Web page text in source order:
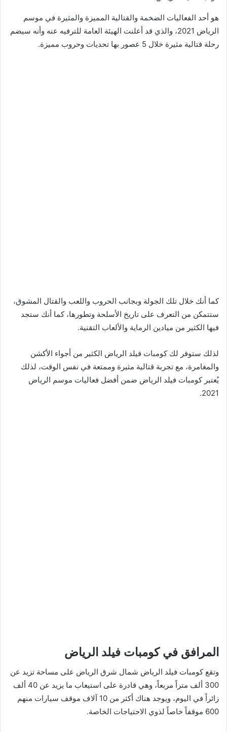
هو أحد الفعاليات الضخمة والقتالية المميزة والمثيرة في موسم
الرياض 2021، والذي قد أعلنت الهيئة العامة للترفيه عنه وأنه سيضم
رحلة قتالية مثيرة خلال 5 عصور بها تحديات وحروب مميزة.
كما أنك خلال تلك الجولة وبجانب الحروب واللعب والقتال المشوق،
ستتمكن من التعرف على تاريخ الأسلحة وتطورها، كما أنك ستجد
فيها الكثير من ميادين الرماية والألعاب التقنية.
لذلك ستوفر لك كومبات فيلد الرياض الكثير من أجواء الأكشن
والمغامرة، مع تجربة قتالية مثيرة وممتعة في نفس الوقت، لذلك
يُعتبر كومبات فيلد الرياض ضمن أفضل فعاليات موسم الرياض
2021.
المرافق في كومبات فيلد الرياض
وتقع كومبات فيلد الرياض شمال شرق الرياض على مساحة تزيد عن
300 ألف متراً مربعاً، وهي قادرة على استيعاب ما يزيد عن 40 ألف
زائراً في اليوم، ويوجد هناك أكثر من 10 آلاف موقف سيارات منهم
600 موقفاً خاصاً لذوي الاحتياجات الخاصة.